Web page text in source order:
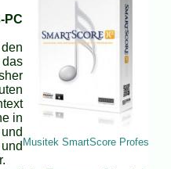
Musitek SmartScore Professional
PC
in